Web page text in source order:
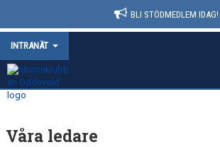
BLI STÖDMEDLEM IDAG!
INTRANÄT
HEM
NYHETER
Våra ledare